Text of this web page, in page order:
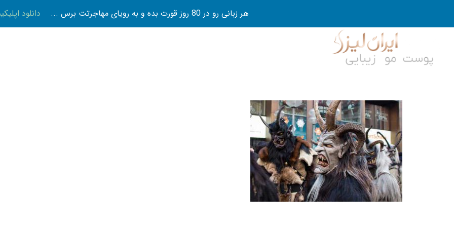
هر زبانی رو در 80 روز قورت بده و به رویای مهاجرتت برس ... دانلود